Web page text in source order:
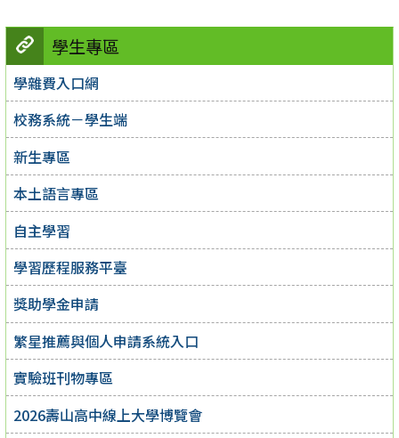
學生專區
學雜費入口網
校務系統－學生端
新生專區
本土語言專區
自主學習
學習歷程服務平臺
獎助學金申請
繁星推薦與個人申請系統入口
實驗班刊物專區
2026壽山高中線上大學博覽會